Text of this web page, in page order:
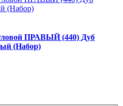
ПРАВЫЙ (440) Дуб
(Набор)